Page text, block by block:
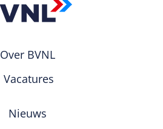
Over BVNL
Vacatures
Nieuws